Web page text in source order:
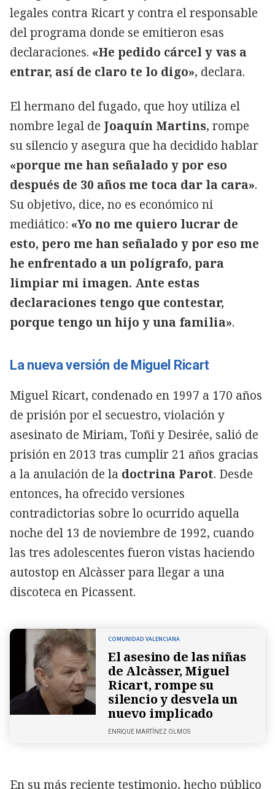
legales contra Ricart y contra el responsable
del programa donde se emitieron esas
declaraciones. «He pedido cárcel y vas a
entrar, así de claro te lo digo», declara.
El hermano del fugado, que hoy utiliza el
nombre legal de Joaquín Martins, rompe
su silencio y asegura que ha decidido hablar
«porque me han señalado y por eso
después de 30 años me toca dar la cara».
Su objetivo, dice, no es económico ni
mediático: «Yo no me quiero lucrar de
esto, pero me han señalado y por eso me
he enfrentado a un polígrafo, para
limpiar mi imagen. Ante estas
declaraciones tengo que contestar,
porque tengo un hijo y una familia».
La nueva versión de Miguel Ricart
Miguel Ricart, condenado en 1997 a 170 años
de prisión por el secuestro, violación y
asesinato de Miriam, Toñi y Desirée, salió de
prisión en 2013 tras cumplir 21 años gracias
a la anulación de la doctrina Parot. Desde
entonces, ha ofrecido versiones
contradictorias sobre lo ocurrido aquella
noche del 13 de noviembre de 1992, cuando
las tres adolescentes fueron vistas haciendo
autostop en Alcàsser para llegar a una
discoteca en Picassent.
COMUNIDAD VALENCIANA
El asesino de las niñas
de Alcàsser, Miguel
Ricart, rompe su
silencio y desvela un
nuevo implicado
ENRIQUE MARTÍNEZ OLMOS
En su más reciente testimonio, hecho público